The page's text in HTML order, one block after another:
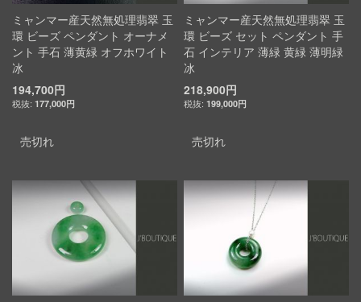
ミャンマー産天然無処理翡翠 玉
環 ビーズ ペンダント オーナメ
ント 手石 薄黄緑 オフホワイト
冰
194,700円
177,000円
売切れ
ミャンマー産天然無処理翡翠 玉
環 ビーズ セット ペンダント 手
石 インテリア 薄緑 黄緑 薄明緑
冰
218,900円
199,000円
売切れ